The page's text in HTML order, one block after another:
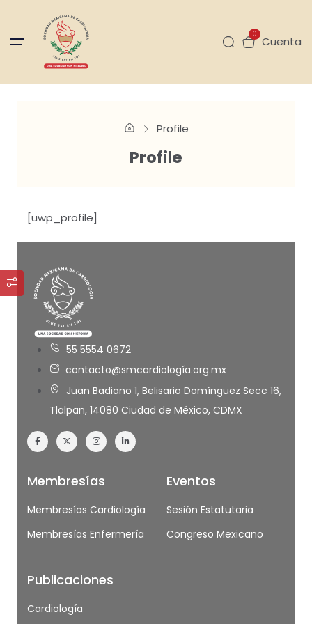
0
Cuenta
Profile
Profile
[uwp_profile]
55 5554 0672
contacto@smcardiología.org.mx
Juan Badiano 1, Belisario Domínguez Secc 16,
Tlalpan, 14080 Ciudad de México, CDMX
Membresías
Membresías Cardiología
Membresías Enfermería
Publicaciones
Cardiología
Eventos
Sesión Estatutaria
Congreso Mexicano